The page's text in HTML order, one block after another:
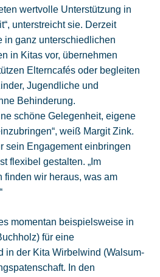
wertvolle Unterstützung in
unterstreicht sie. Derzeit
in ganz unterschiedlichen
in Kitas vor, übernehmen
Elterncafés oder begleiten
Jugendliche und
Behinderung.
schöne Gelegenheit, eigene
weiß Margit Zink.
sein Engagement einbringen
flexibel gestalten. „Im
finden wir heraus, was am
momentan beispielsweise in
für eine
in der Kita Wirbelwind (Walsum-
In den